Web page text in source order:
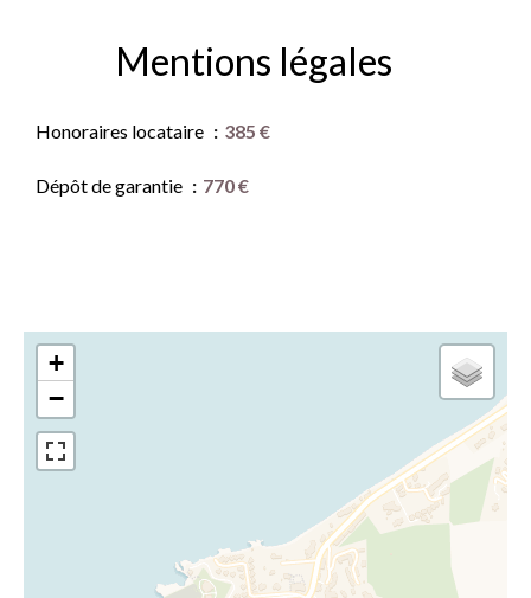
Mentions légales
Honoraires locataire 385 €
Dépôt de garantie 770 €
+
−